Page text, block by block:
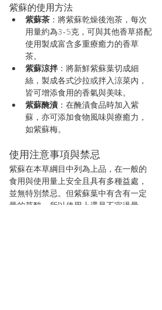
紫蘇的使用方法
紫蘇茶 ：將紫蘇乾燥後泡茶，每次
用量約為3-5克，可與其他香草搭配
使用製成富含多重療癒力的香草
茶。
紫蘇涼拌：將新鮮紫蘇葉切成細
絲，製成各式沙拉或拌入涼菜內，
皆可增添食用的香氣與美味。
紫蘇醃漬 ：在醃漬食品時加入紫
蘇，亦可添加食物風味與療癒力，
如紫蘇梅。
使用注意事項與禁忌
紫蘇在本草綱目中列為上品，在一般的
食用與使用量上安全且具有多種益處，
並無特別禁忌。但紫蘇葉中有含有一定
量的草酸，所以使用上還是不宜過量。